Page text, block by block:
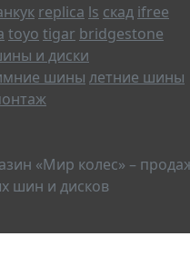
replica ls скад ifree
toyo tigar bridgestone
и диски
шины летние шины
«Мир колес» –
шин и дисков